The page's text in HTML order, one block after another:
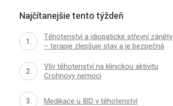
Najčítanejšie tento týždeň
Těhotenství a idiopatické střevní záněty
– terapie zlepšuje stav a je bezpečná
Vliv těhotenství na klinickou aktivitu
Crohnovy nemoci
Medikace u IBD v těhotenství